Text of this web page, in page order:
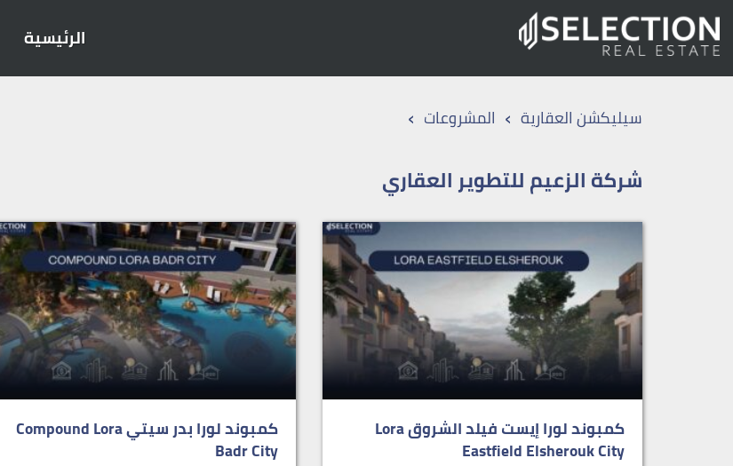
الرئيسية
سيليكشن العقارية › المشروعات ›
شركة الزعيم للتطوير العقاري
كمبوند لورا إيست فيلد الشروق Lora
Eastfield Elsherouk City
كمبوند لورا بدر سيتي Compound Lora
Badr City